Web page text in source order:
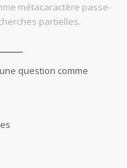
métacaractère passe-
partielles.
question comme